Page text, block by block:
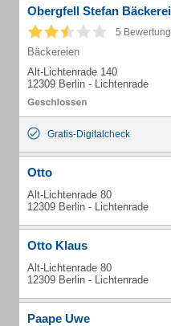
Obergfell Stefan
5
Bäckereien
Alt-Lichtenrade 140
12309 Berlin - Lichtenrade
Gratis-Digitalcheck
Otto
Alt-Lichtenrade 80
12309 Berlin - Lichtenrade
Otto Klaus
Alt-Lichtenrade 80
12309 Berlin - Lichtenrade
Paape Uwe